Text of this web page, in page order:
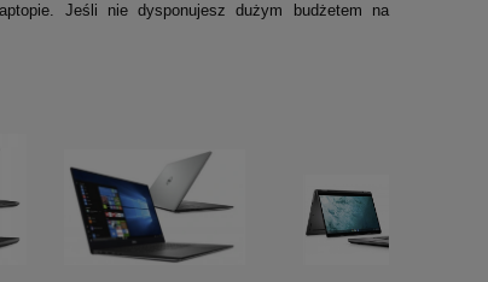
Jeśli nie dysponujesz dużym budżetem na